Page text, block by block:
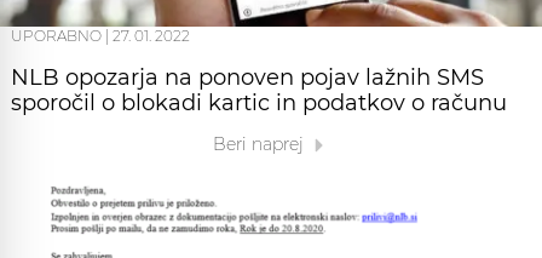
UPORABNO 27. 01. 2022
NLB opozarja na ponoven pojav lažnih SMS
sporočil o blokadi kartic in podatkov o računu
Beri naprej